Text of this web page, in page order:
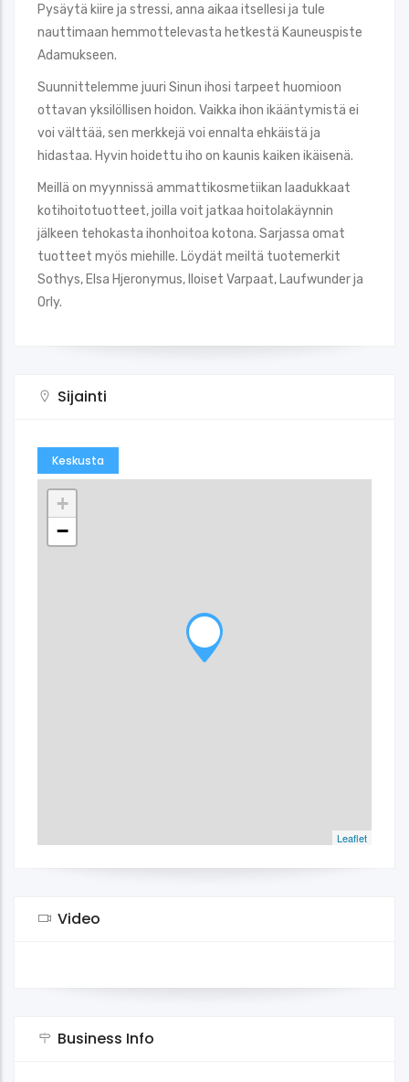
Pysäytä kiire ja stressi, anna aikaa itsellesi ja tule
nauttimaan hemmottelevasta hetkestä Kauneuspiste
Adamukseen.
Suunnittelemme juuri Sinun ihosi tarpeet huomioon
ottavan yksilöllisen hoidon. Vaikka ihon ikääntymistä ei
voi välttää, sen merkkejä voi ennalta ehkäistä ja
hidastaa. Hyvin hoidettu iho on kaunis kaiken ikäisenä.
Meillä on myynnissä ammattikosmetiikan laadukkaat
kotihoitotuotteet, joilla voit jatkaa hoitolakäynnin
jälkeen tehokasta ihonhoitoa kotona. Sarjassa omat
tuotteet myös miehille. Löydät meiltä tuotemerkit
Sothys, Elsa Hjeronymus, Iloiset Varpaat, Laufwunder ja
Orly.
Sijainti
Keskusta
+
−
Leaflet
Video
Business Info